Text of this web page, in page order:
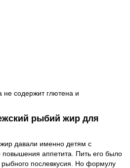
не содержит глютена и
рыбий жир для
давали именно детям с
повышения аппетита. Пить его было
рыбного послевкусия. Но формулу